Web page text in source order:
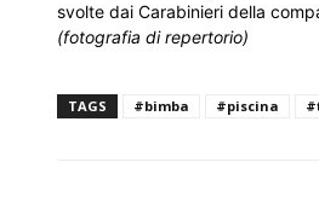
svolte dai Carabinieri della
(fotografia di repertorio)
TAGS #bimba #piscina